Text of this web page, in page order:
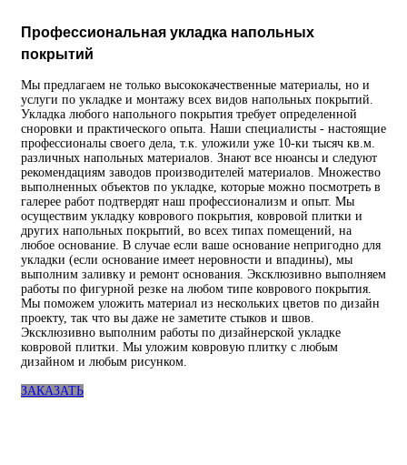
Профессиональная укладка напольных
покрытий
Мы предлагаем не только высококачественные материалы, но и
услуги по укладке и монтажу всех видов напольных покрытий.
Укладка любого напольного покрытия требует определенной
сноровки и практического опыта. Наши специалисты - настоящие
профессионалы своего дела, т.к. уложили уже 10-ки тысяч кв.м.
различных напольных материалов. Знают все нюансы и следуют
рекомендациям заводов производителей материалов. Множество
выполненных объектов по укладке, которые можно посмотреть в
галерее работ подтвердят наш профессионализм и опыт. Мы
осуществим укладку коврового покрытия, ковровой плитки и
других напольных покрытий, во всех типах помещений, на
любое основание. В случае если ваше основание непригодно для
укладки (если основание имеет неровности и впадины), мы
выполним заливку и ремонт основания. Эксклюзивно выполняем
работы по фигурной резке на любом типе коврового покрытия.
Мы поможем уложить материал из нескольких цветов по дизайн
проекту, так что вы даже не заметите стыков и швов.
Эксклюзивно выполним работы по дизайнерской укладке
ковровой плитки. Мы уложим ковровую плитку с любым
дизайном и любым рисунком.
ЗАКАЗАТЬ